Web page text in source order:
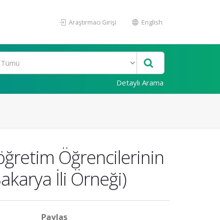
Araştırmacı Girişi English
Detaylı Arama
Öğrencilerinin
İli Örneği)
Paylaş